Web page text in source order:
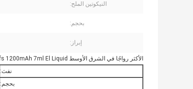
النيكوتين الملح:
بحجم:
إبراز:
الأكثر رواجًا في الشرق الأوسط Yuoto xxl 2500puffs 1200mAh 7ml El Liquid شكل مربّع yuoto يمكن التخلص منه vape yuotovape vape pod
نفث:
بحجم: